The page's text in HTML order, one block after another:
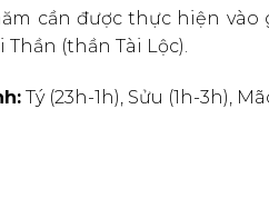
cần được thực hiện
(thần Tài Lộc).
Tý (23h-1h), Sửu (1h-3h),